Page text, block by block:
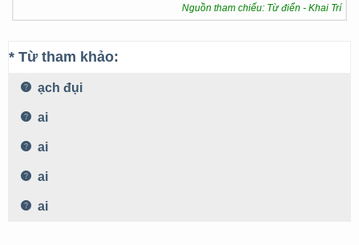
Nguồn tham chiếu: Từ điển - Khai Trí
* Từ tham khảo:
ạch đụi
ai
ai
ai
ai